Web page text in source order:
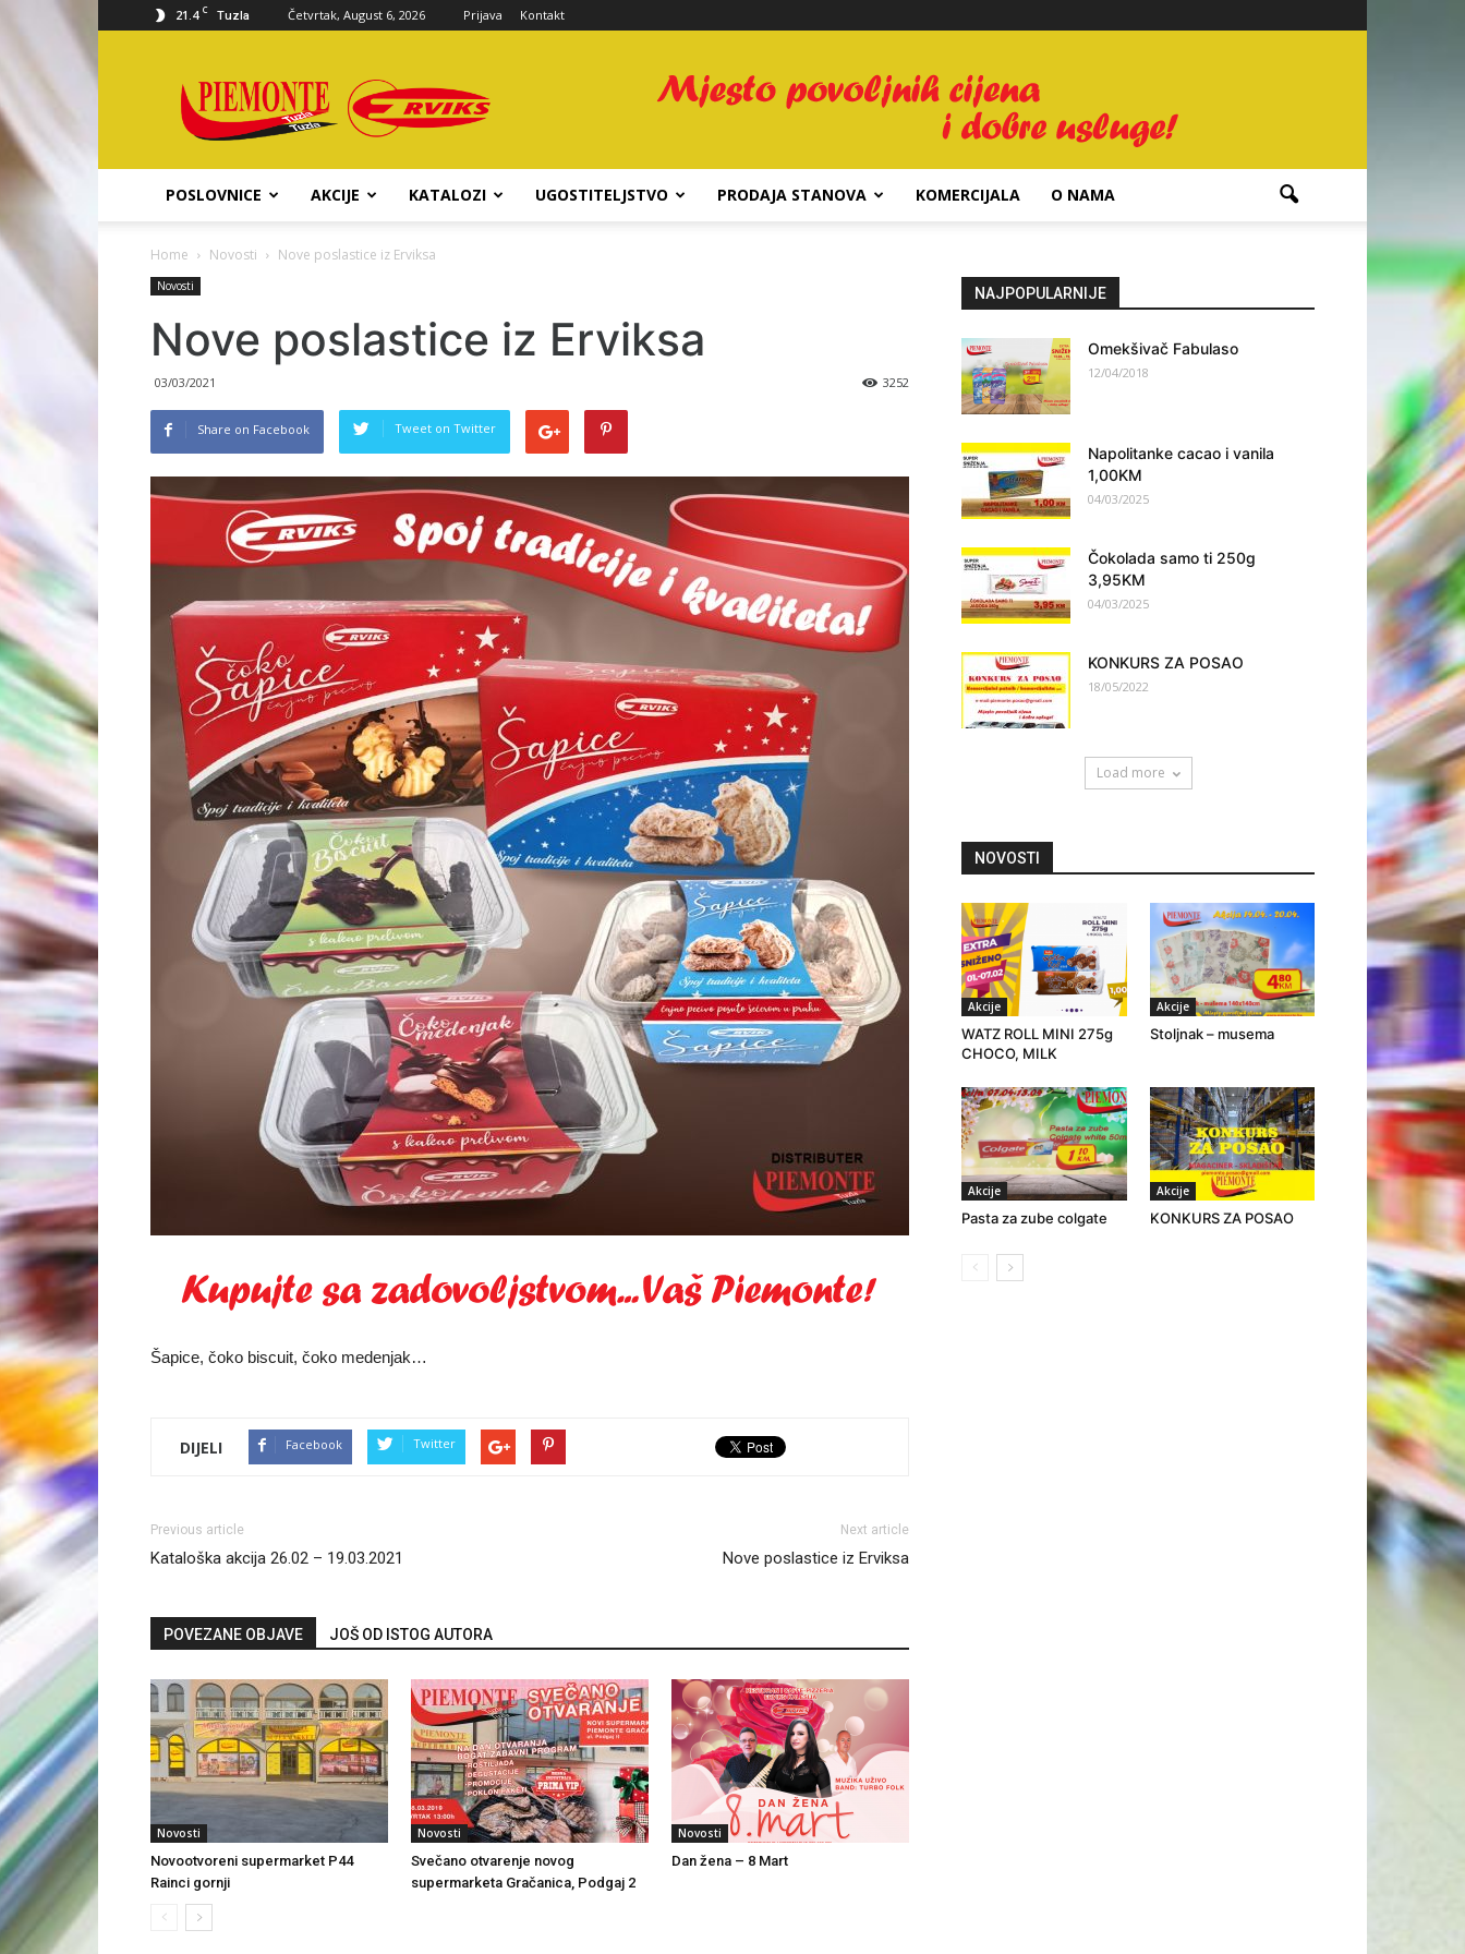
21.4 C Tuzla Četvrtak, August 6, 2026 Prijava Kontakt
d.o.o.
POSLOVNICE AKCIJE KATALOZI UGOSTITELJSTVO PRODAJA STANOVA KOMERCIJALA O NAMA
Home Novosti Nove poslastice iz Erviksa
Novosti
Nove poslastice iz Erviksa
03/03/2021 3252
Share on Facebook Tweet on Twitter
Šapice, čoko biscuit, čoko medenjak…
DIJELI Facebook Twitter
Previous article
Kataloška akcija 26.02 – 19.03.2021
Next article
Nove poslastice iz Erviksa
POVEZANE OBJAVE JOŠ OD ISTOG AUTORA
Novosti
Novootvoreni supermarket P44
Rainci gornji
Novosti
Svečano otvarenje novog
supermarketa Gračanica, Podgaj 2
Novosti
Dan žena – 8 Mart
NAJPOPULARNIJE
Omekšivač Fabulaso
12/04/2018
Napolitanke cacao i vanila
1,00KM
04/03/2025
Čokolada samo ti 250g
3,95KM
04/03/2025
KONKURS ZA POSAO
18/05/2022
Load more
NOVOSTI
Akcije
WATZ ROLL MINI 275g
CHOCO, MILK
Akcije
Stoljnak – musema
Akcije
Pasta za zube colgate
Akcije
KONKURS ZA POSAO